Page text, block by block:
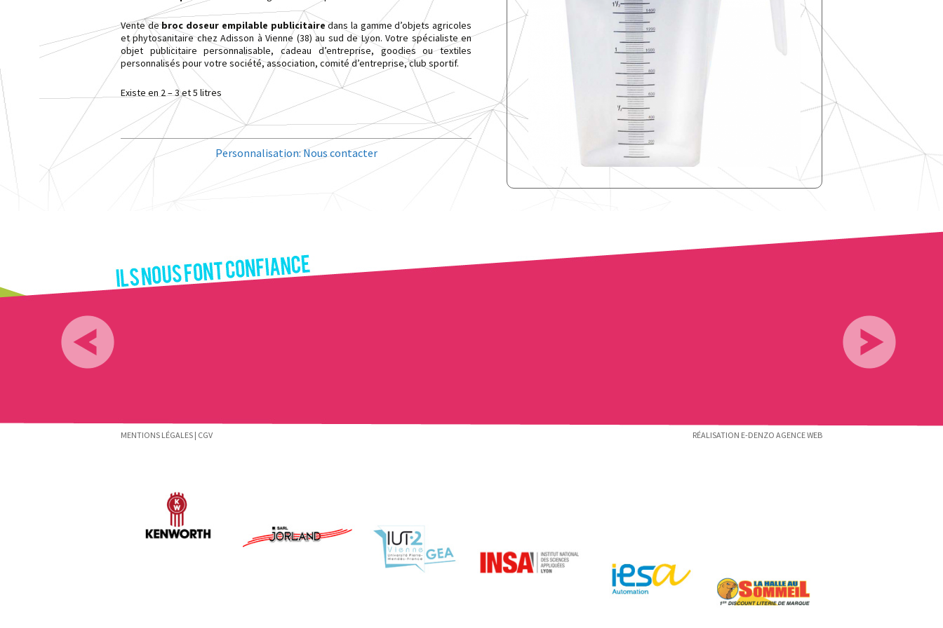
Objets promotionnels Sport et
loisirs
accessoires
Blousons, vestes, parkas
Vente debroc doseur empilable publicitairedans la gamme d’objets agricoles
et phytosanitaire chez Adisson à Vienne (38) au sud de Lyon. Votre spécialiste en
objet publicitaire personnalisable, cadeau d’entreprise, goodies ou textiles
personnalisés pour votre société, association, comité d’entreprise, club sportif.
Existe en 2 – 3 et 5 litres
Personnalisation:Nous contacter
MENTIONS LÉGALES | CGV RÉALISATION E-DENZO AGENCE WEB